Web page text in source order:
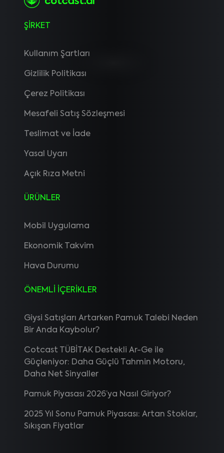
ŞİRKET
Kullanım Şartları
Gizlilik Politikası
Çerez Politikası
Mesafeli Satış Sözleşmesi
Teslimat ve İade
Yasal Uyarı
Açık Rıza Metni
ÜRÜNLER
Mobil Uygulama
Ekonomik Takvim
Hava Durumu
ÖNEMLİ İÇERİKLER
Giysi Satışları Artarken Pamuk Talebi Neden
Bir Anda Kaybolur?
Cotcast TÜBİTAK Destekli Ar-Ge ile
Güçleniyor: Daha Güçlü Tahmin Motoru,
Daha Net Sinyaller
Pamuk Piyasası 2026’ya Nasıl Giriyor?
2025 Yıl Sonu Pamuk Piyasası: Artan Stoklar,
Sıkışan Fiyatlar